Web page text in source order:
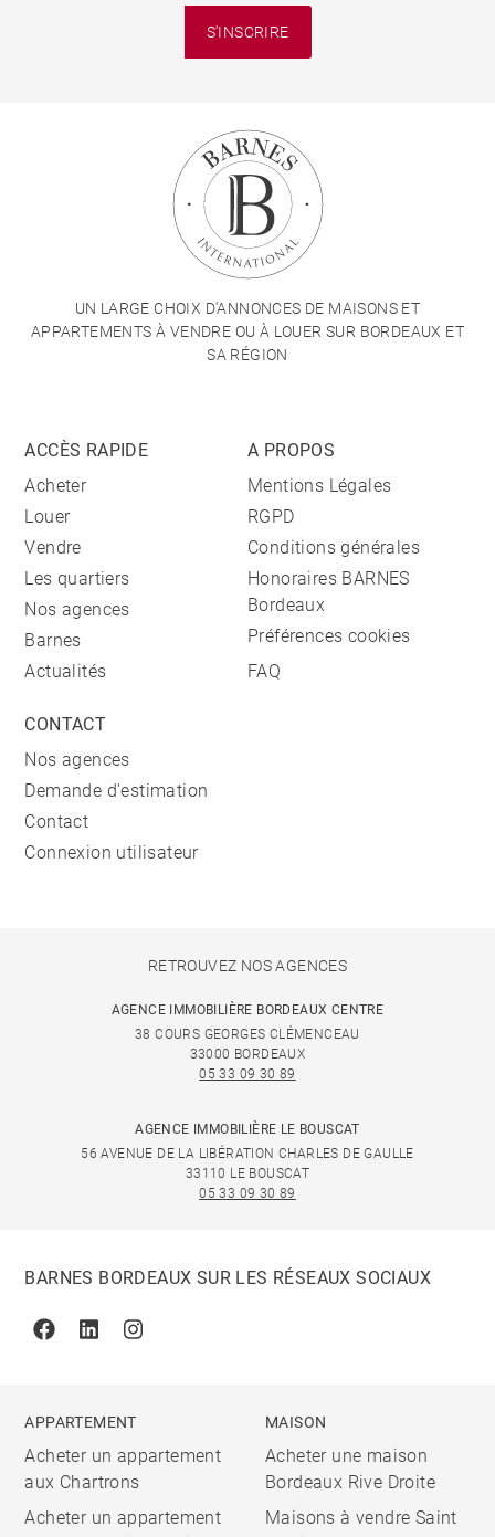
S'INSCRIRE
UN LARGE CHOIX D'ANNONCES DE MAISONS ET
APPARTEMENTS À VENDRE OU À LOUER SUR BORDEAUX ET
SA RÉGION
ACCÈS RAPIDE
Acheter
Louer
Vendre
Les quartiers
Nos agences
Barnes
Actualités
A PROPOS
Mentions Légales
RGPD
Conditions générales
Honoraires BARNES
Bordeaux
Préférences cookies
FAQ
CONTACT
Nos agences
Demande d'estimation
Contact
Connexion utilisateur
RETROUVEZ NOS AGENCES
AGENCE IMMOBILIÈRE BORDEAUX CENTRE
38 COURS GEORGES CLÉMENCEAU
33000 BORDEAUX
05 33 09 30 89
AGENCE IMMOBILIÈRE LE BOUSCAT
56 AVENUE DE LA LIBÉRATION CHARLES DE GAULLE
33110 LE BOUSCAT
05 33 09 30 89
BARNES BORDEAUX SUR LES RÉSEAUX SOCIAUX
FacebookLinkedinInstagram
APPARTEMENT
Acheter un appartement
aux Chartrons
Acheter un appartement
MAISON
Acheter une maison
Bordeaux Rive Droite
Maisons à vendre Saint